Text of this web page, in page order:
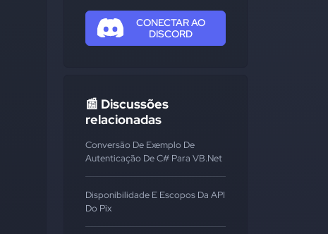
CONECTAR AO
DISCORD
📰 Discussões
relacionadas
Conversão De Exemplo De
Autenticação De C# Para VB.Net
Disponibilidade E Escopos Da API
Do Pix